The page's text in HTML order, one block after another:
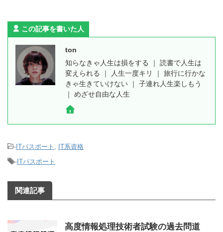
この記事を書いた人
ton
知らなきゃ人生は損をする ｜ 読書で人生は
変えられる ｜ 人生一度キリ ｜ 旅行に行かな
きゃ生きていけない ｜ 子連れ人生楽しもう
｜ めざせ自由な人生
- ITパスポート
IT系資格
- ITパスポート
関連記事
高度情報処理技術者試験の過去問道